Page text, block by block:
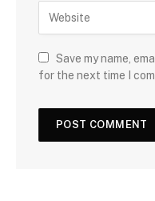
Save my name,
for the next time I